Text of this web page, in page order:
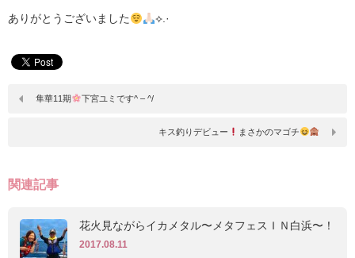
ありがとうございました ⟡.·
隼華11期 下宮ユミです^ – ^/
キス釣りデビュー まさかのマゴチ
関連記事
花火見ながらイカメタル〜メタフェスＩＮ白浜〜！
2017.08.11